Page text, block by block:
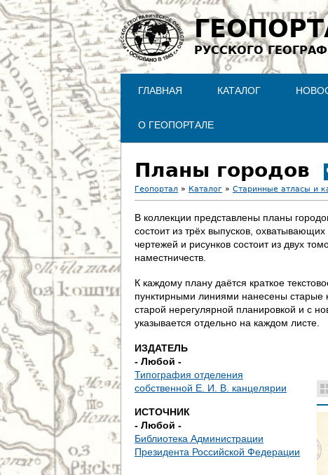
РУССКОГО
ГЛАВНАЯ КАТАЛОГ
О ГЕОПОРТАЛЕ
Планы городов
В
ы
д
е
с
ь
Геопортал » Каталог » Старинные атласы и
В коллекции представлены планы
состоит из трёх выпусков,
чертежей и рисунков состоит из двух
наместничеств.
К каждому плану даётся краткое
пунктирными линиями нанесены старые
старой нерегулярной планировкой и с
указывается отдельно на каждом листе.
ИЗДАТЕЛЬ
- Любой -
Типография отделения
собственной Е. И. В. канцелярии
ИСТОЧНИК
- Любой -
Библиотека Администрации
Президента Российской Федерации